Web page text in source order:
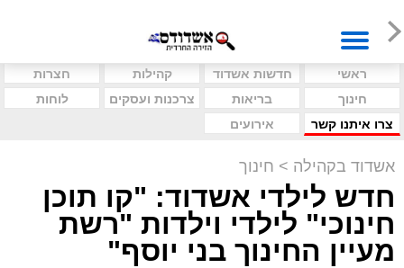
ראשי חדשות אשדוד קהילות
חצרות
חינוך
בריאות צרכנות ועסקים
לוחות
צרו איתנו קשר
אירועים
אשדוד בקהילה > חינוך
חדש לילדי אשדוד: "קו תוכן
חינוכי" לילדי וילדות "רשת
מעיין החינוך בני יוסף"